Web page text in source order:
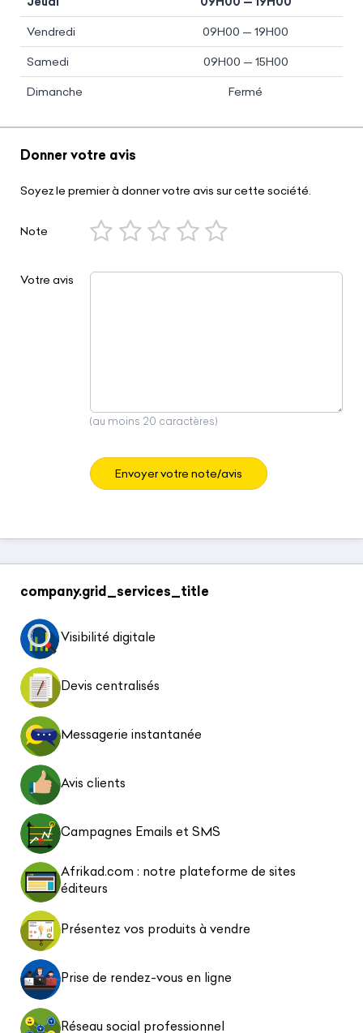
Vendredi 09H00 — 19H00
Samedi 09H00 — 15H00
Dimanche Fermé
Donner votre avis
Soyez le premier à donner votre avis sur cette société.
Note
Votre avis
(au moins 20 caractères)
Envoyer votre note/avis
company.grid_services_title
Visibilité digitale
Devis centralisés
Messagerie instantanée
Avis clients
Campagnes Emails et SMS
Afrikad.com : notre plateforme de sites
éditeurs
Présentez vos produits à vendre
Prise de rendez-vous en ligne
Réseau social professionnel